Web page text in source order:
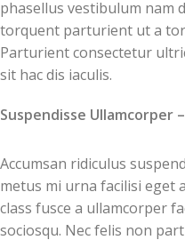
phasellus vestibulum nam
torquent parturient ut a
Parturient consectetur
sit hac dis iaculis.
Suspendisse Ullamcorper –
Accumsan ridiculus
metus mi urna facilisi eget
class fusce a ullamcorper
sociosqu. Nec felis non